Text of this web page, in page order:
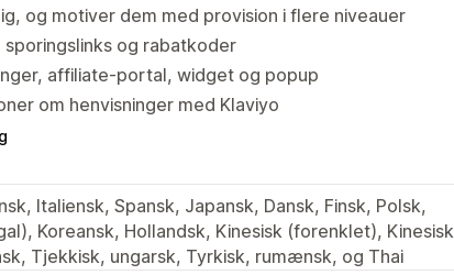
og motiver dem med provision i flere niveauer
og rabatkoder
affiliate-portal, widget og popup
om henvisninger med Klaviyo
Italiensk, Spansk, Japansk, Dansk, Finsk, Polsk,
Koreansk, Hollandsk, Kinesisk (forenklet), Kinesisk
Tjekkisk, ungarsk, Tyrkisk, rumænsk, og Thai